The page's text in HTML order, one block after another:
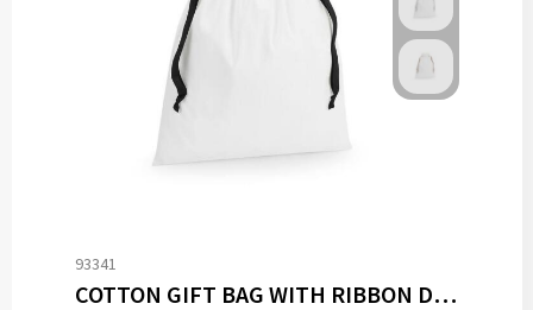
93341
COTTON GIFT BAG WITH RIBBON DRAWSTRING